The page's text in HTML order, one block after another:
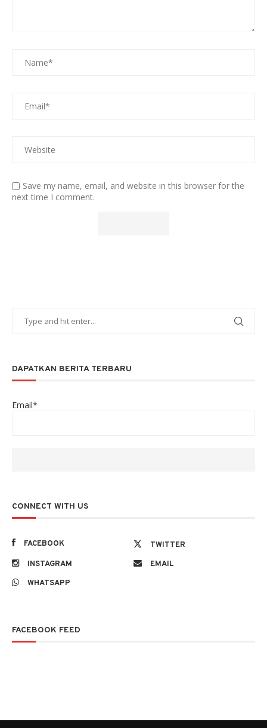
Save my name, email, and website in this browser for the
next time I comment.
DAPATKAN BERITA TERBARU
Email*
CONNECT WITH US
FACEBOOK
TWITTER
INSTAGRAM
EMAIL
WHATSAPP
FACEBOOK FEED